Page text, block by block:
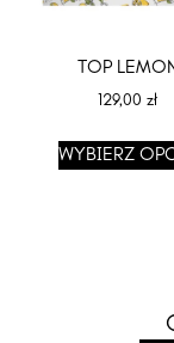
TOP
129,00 zł
WYBIERZ